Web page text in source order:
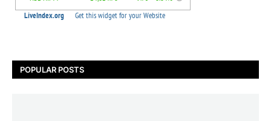
POPULAR POSTS